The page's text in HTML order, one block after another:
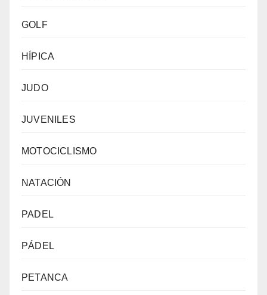
GOLF
HÍPICA
JUDO
JUVENILES
MOTOCICLISMO
NATACIÓN
PADEL
PÁDEL
PETANCA